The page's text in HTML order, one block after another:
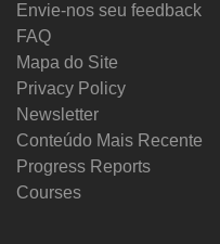
Envie-nos seu feedback
FAQ
Mapa do Site
Privacy Policy
Newsletter
Conteúdo Mais Recente
Progress Reports
Courses